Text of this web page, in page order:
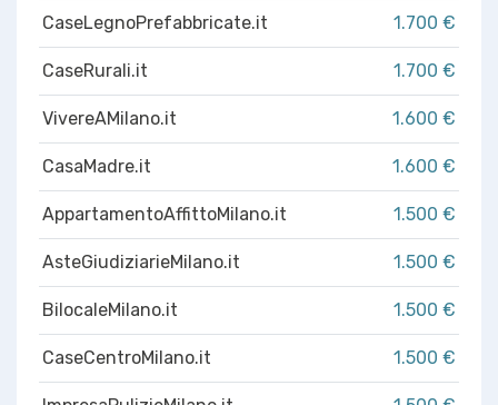
CaseLegnoPrefabbricate.it 1.700 €
CaseRurali.it 1.700 €
VivereAMilano.it 1.600 €
CasaMadre.it 1.600 €
AppartamentoAffittoMilano.it 1.500 €
AsteGiudiziarieMilano.it 1.500 €
BilocaleMilano.it 1.500 €
CaseCentroMilano.it 1.500 €